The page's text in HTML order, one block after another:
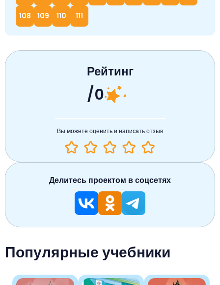
108 109 110 111
Популярные учебники
Рейтинг
/0
Вы можете оценить и написать отзыв
Делитесь проектом в соцсетях